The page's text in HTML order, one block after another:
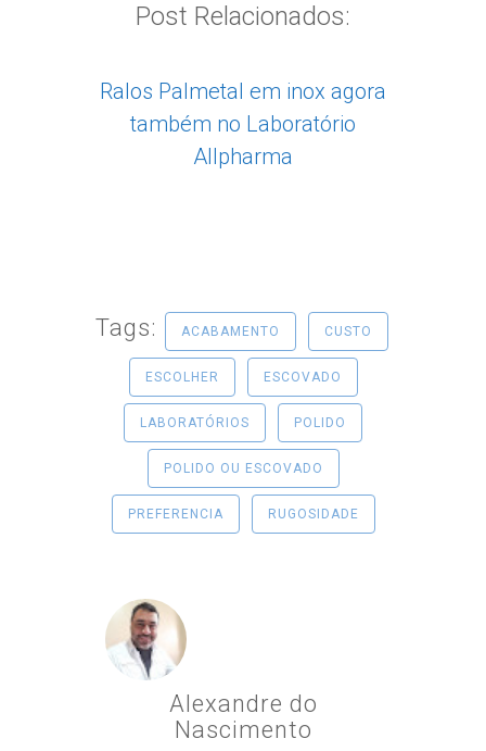
Post Relacionados:
Ralos Palmetal em inox agora
também no Laboratório
Allpharma
Tags: ACABAMENTO CUSTO
ESCOLHER ESCOVADO
LABORATÓRIOS POLIDO
POLIDO OU ESCOVADO
PREFERENCIA RUGOSIDADE
Alexandre do
Nascimento